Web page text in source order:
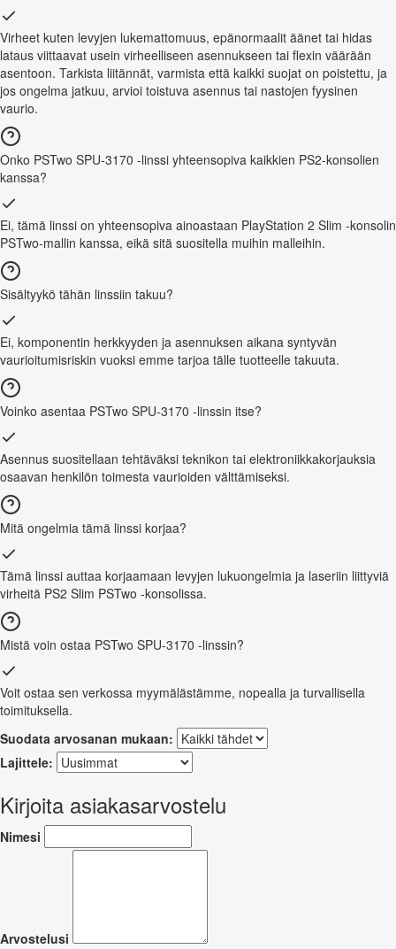
Virheet kuten levyjen lukemattomuus, epänormaalit äänet tai hidas
lataus viittaavat usein virheelliseen asennukseen tai flexin väärään
asentoon. Tarkista liitännät, varmista että kaikki suojat on poistettu, ja
jos ongelma jatkuu, arvioi toistuva asennus tai nastojen fyysinen
vaurio.
Onko PSTwo SPU-3170 -linssi yhteensopiva kaikkien PS2-konsolien
kanssa?
Ei, tämä linssi on yhteensopiva ainoastaan PlayStation 2 Slim -konsolin
PSTwo-mallin kanssa, eikä sitä suositella muihin malleihin.
Sisältyykö tähän linssiin takuu?
Ei, komponentin herkkyyden ja asennuksen aikana syntyvän
vaurioitumisriskin vuoksi emme tarjoa tälle tuotteelle takuuta.
Voinko asentaa PSTwo SPU-3170 -linssin itse?
Asennus suositellaan tehtäväksi teknikon tai elektroniikkakorjauksia
osaavan henkilön toimesta vaurioiden välttämiseksi.
Mitä ongelmia tämä linssi korjaa?
Tämä linssi auttaa korjaamaan levyjen lukuongelmia ja laseriin liittyviä
virheitä PS2 Slim PSTwo -konsolissa.
Mistä voin ostaa PSTwo SPU-3170 -linssin?
Voit ostaa sen verkossa myymälästämme, nopealla ja turvallisella
toimituksella.
Suodata arvosanan mukaan:
Lajittele:
Kirjoita asiakasarvostelu
Nimesi
Arvostelusi